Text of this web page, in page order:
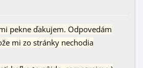
pekne ďakujem. Odpovedám
mi zo stránky nechodia